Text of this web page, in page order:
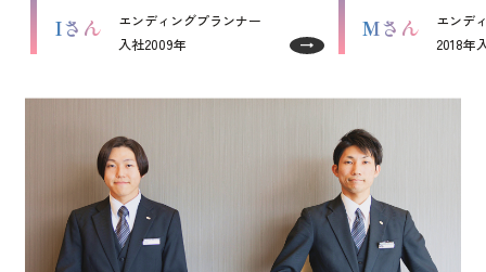
Iさん
エンディングプランナー
入社2009年
Mさん
エンデ
2018年